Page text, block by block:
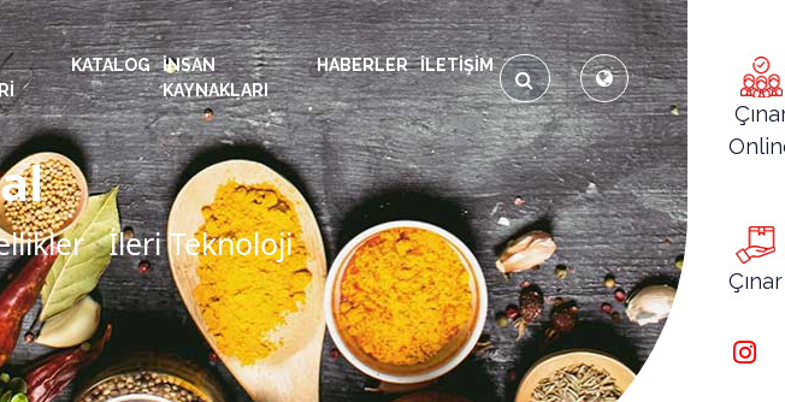
KATALOG
İNSAN
KAYNAKLARI
HABERLER İLETIŞIM
Çınar
İleri Teknoloji